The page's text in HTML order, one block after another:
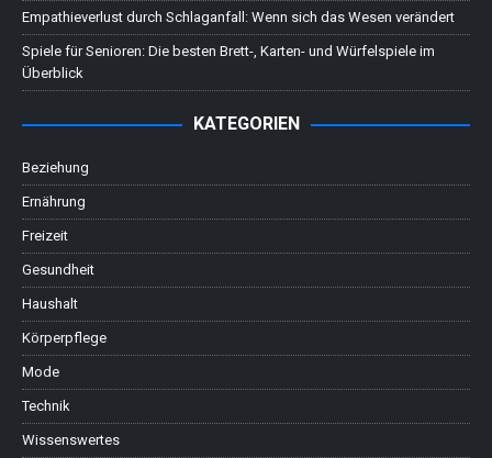
Empathieverlust durch Schlaganfall: Wenn sich das Wesen verändert
Spiele für Senioren: Die besten Brett-, Karten- und Würfelspiele im
Überblick
KATEGORIEN
Beziehung
Ernährung
Freizeit
Gesundheit
Haushalt
Körperpflege
Mode
Technik
Wissenswertes